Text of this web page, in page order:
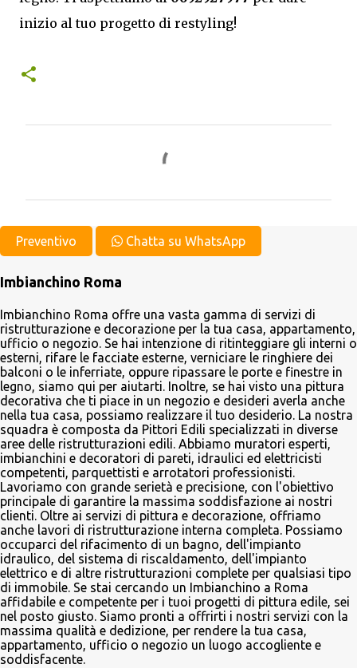
inizio al tuo progetto di restyling!
e
t
Preventivo Chatta su WhatsApp
Imbianchino Roma
Imbianchino Roma offre una vasta gamma di servizi di
ristrutturazione e decorazione per la tua casa, appartamento,
ufficio o negozio. Se hai intenzione di ritinteggiare gli interni o
esterni, rifare le facciate esterne, verniciare le ringhiere dei
balconi o le inferriate, oppure ripassare le porte e finestre in
legno, siamo qui per aiutarti. Inoltre, se hai visto una pittura
decorativa che ti piace in un negozio e desideri averla anche
nella tua casa, possiamo realizzare il tuo desiderio. La nostra
squadra è composta da Pittori Edili specializzati in diverse
aree delle ristrutturazioni edili. Abbiamo muratori esperti,
imbianchini e decoratori di pareti, idraulici ed elettricisti
competenti, parquettisti e arrotatori professionisti.
Lavoriamo con grande serietà e precisione, con l'obiettivo
principale di garantire la massima soddisfazione ai nostri
clienti. Oltre ai servizi di pittura e decorazione, offriamo
anche lavori di ristrutturazione interna completa. Possiamo
occuparci del rifacimento di un bagno, dell'impianto
idraulico, del sistema di riscaldamento, dell'impianto
elettrico e di altre ristrutturazioni complete per qualsiasi tipo
di immobile. Se stai cercando un Imbianchino a Roma
affidabile e competente per i tuoi progetti di pittura edile, sei
nel posto giusto. Siamo pronti a offrirti i nostri servizi con la
massima qualità e dedizione, per rendere la tua casa,
appartamento, ufficio o negozio un luogo accogliente e
soddisfacente.